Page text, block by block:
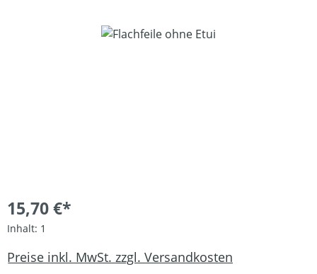
Bildergalerie überspringen
15,70 €*
Inhalt: 1
Preise inkl. MwSt. zzgl. Versandkosten